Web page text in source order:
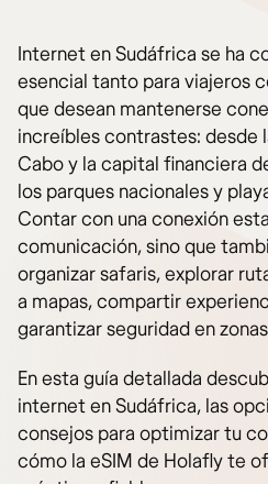
Internet en Sudáfrica se ha
esencial tanto para viajeros
que desean mantenerse
increíbles contrastes: desde
Cabo y la capital financiera
los parques nacionales y
Contar con una conexión
comunicación, sino que
organizar safaris, explorar
a mapas, compartir
garantizar seguridad en
En esta guía detallada
internet en Sudáfrica, las
consejos para optimizar tu
cómo la eSIM de Holafly te